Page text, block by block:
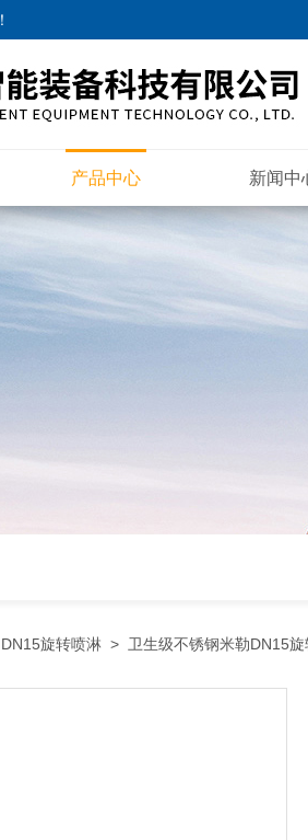
！
产品中心 新闻中
DN15旋转喷淋 > 卫生级不锈钢米勒DN15旋